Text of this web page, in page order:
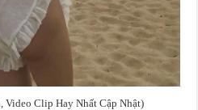
Video Clip Hay Nhất Cập Nhật)